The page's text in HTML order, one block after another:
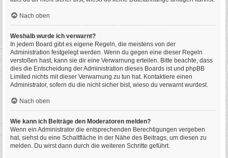
Nach oben
Weshalb wurde ich verwarnt?
In jedem Board gibt es eigene Regeln, die meistens von der
Administration festgelegt werden. Wenn du gegen eine dieser Regeln
verstoßen hast, kann sie dir eine Verwarnung erteilen. Bitte beachte, dass
dies die Entscheidung der Administration dieses Boards ist und phpBB
Limited nichts mit dieser Verwarnung zu tun hat. Kontaktiere einen
Administrator, sofern du die nicht sicher bist, wieso du verwarnt wurdest.
Nach oben
Wie kann ich Beiträge den Moderatoren melden?
Wenn ein Administrator die entsprechenden Berechtigungen vergeben
hat, siehst du eine Schaltfläche in der Nähe des Beitrags, um diesen zu
melden. Du wirst dann durch die weiteren Schritte geführt.